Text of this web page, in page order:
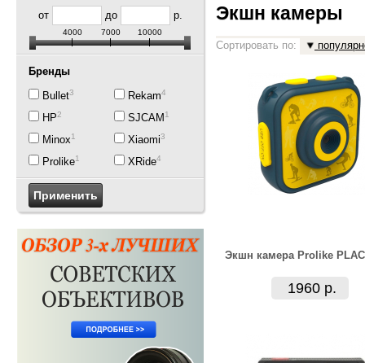
от до р.
4000 7000 10000
Бренды
Bullet3
HP2
Minox1
Prolike1
Rekam4
SJCAM1
Xiaomi3
XRide4
Экшн камеры
Сортировать по:
Экшн камера Prolike
1960 р.